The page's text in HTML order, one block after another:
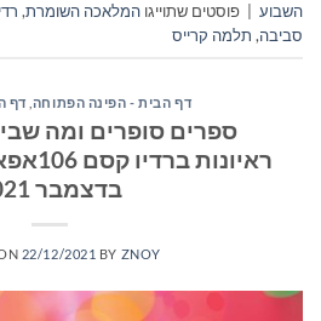
השבוע
פוסטים שתוייגו המלאכה השומרת,
סביבה, תלמה קרייס
דף הבית - הפינה הפתוחה דף
ספרים סופרים ומה
בדצמבר 2021
22/12/2021 BY ZNOY